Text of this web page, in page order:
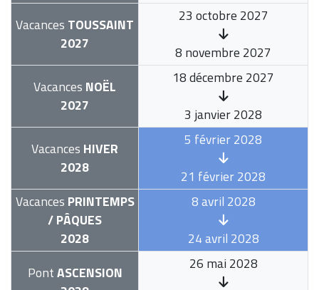
Vacances TOUSSAINT
2027
23 octobre 2027
8 novembre 2027
Vacances NOËL
2027
18 décembre 2027
3 janvier 2028
Vacances HIVER
2028
5 février 2028
21 février 2028
Vacances PRINTEMPS
/ PÂQUES
2028
8 avril 2028
24 avril 2028
PontASCENSION
26 mai 2028